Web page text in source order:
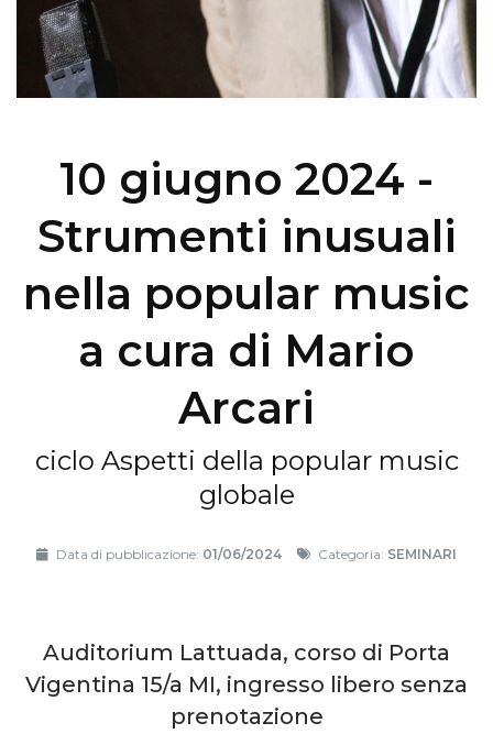
10 giugno 2024 -
Strumenti inusuali
nella popular music
a cura di Mario
Arcari
ciclo Aspetti della popular music
globale
Data di pubblicazione: 01/06/2024 Categoria: SEMINARI
Auditorium Lattuada, corso di Porta
Vigentina 15/a MI, ingresso libero senza
prenotazione